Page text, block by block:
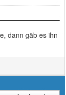
dann gäb es ihn